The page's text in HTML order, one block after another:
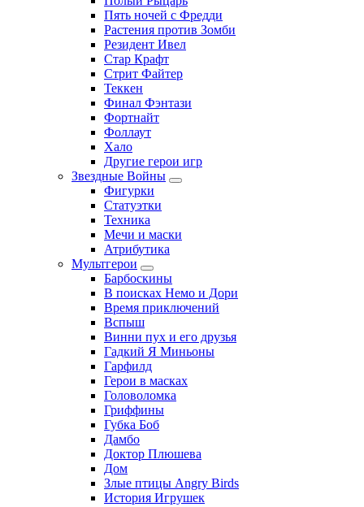
Пять ночей с Фредди
Растения против Зомби
Резидент Ивел
Стар Крафт
Стрит Файтер
Теккен
Финал Фэнтази
Фортнайт
Фоллаут
Хало
Другие герои игр
Звездные Войны
Фигурки
Статуэтки
Техника
Мечи и маски
Атрибутика
Мультгерои
Барбоскины
В поисках Немо и Дори
Время приключений
Вспыш
Винни пух и его друзья
Гадкий Я Миньоны
Гарфилд
Герои в масках
Головоломка
Гриффины
Губка Боб
Дамбо
Доктор Плюшева
Дом
Злые птицы Angry Birds
История Игрушек